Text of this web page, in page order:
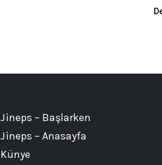
Jineps – Başlarken
Jineps – Anasayfa
Künye